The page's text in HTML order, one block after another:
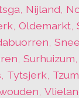
Nijland
Oldemarkt,
Surhuizum
Tytsjerk Tzum